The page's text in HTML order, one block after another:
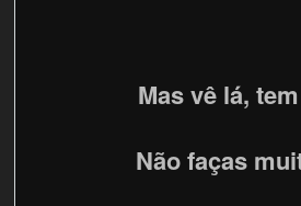
Mas vê lá,
Não faças